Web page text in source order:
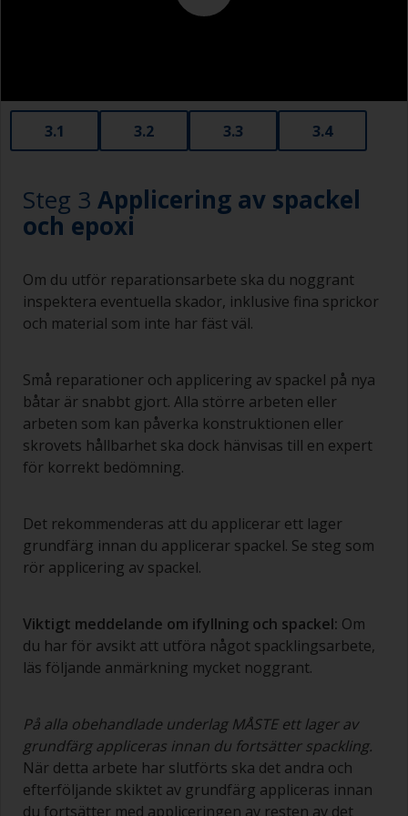
3.1 3.2 3.3 3.4
Steg 3 Applicering av spackel
och epoxi
Om du utför reparationsarbete ska du noggrant
inspektera eventuella skador, inklusive fina sprickor
och material som inte har fäst väl.
Små reparationer och applicering av spackel på nya
båtar är snabbt gjort. Alla större arbeten eller
arbeten som kan påverka konstruktionen eller
skrovets hållbarhet ska dock hänvisas till en expert
för korrekt bedömning.
Det rekommenderas att du applicerar ett lager
grundfärg innan du applicerar spackel. Se steg som
rör applicering av spackel.
Viktigt meddelande om ifyllning och spackel: Om
du har för avsikt att utföra något spacklingsarbete,
läs följande anmärkning mycket noggrant.
På alla obehandlade underlag MÅSTE ett lager av
grundfärg appliceras innan du fortsätter spackling.
När detta arbete har slutförts ska det andra och
efterföljande skiktet av grundfärg appliceras innan
du fortsätter med appliceringen av resten av det